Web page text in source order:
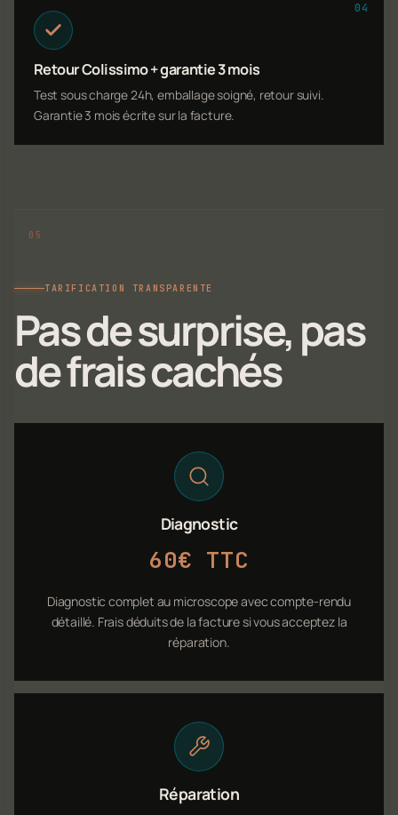
04
Retour Colissimo + garantie 3 mois
Test sous charge 24h, emballage soigné, retour suivi.
Garantie 3 mois écrite sur la facture.
TARIFICATION TRANSPARENTE
Pas de surprise, pas
de frais cachés
Diagnostic
60€ TTC
Diagnostic complet au microscope avec compte-rendu
détaillé. Frais déduits de la facture si vous acceptez la
réparation.
Réparation